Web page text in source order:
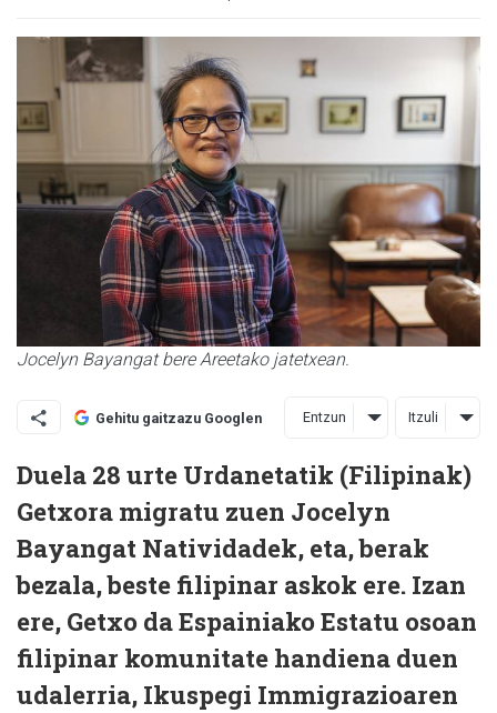
Jocelyn Bayangat bere Areetako jatetxean.
Gehitu gaitzazu Googlen Entzun Itzuli
Duela 28 urte Urdanetatik (Filipinak)
Getxora migratu zuen Jocelyn
Bayangat Natividadek, eta, berak
bezala, beste filipinar askok ere. Izan
ere, Getxo da Espainiako Estatu osoan
filipinar komunitate handiena duen
udalerria, Ikuspegi Immigrazioaren